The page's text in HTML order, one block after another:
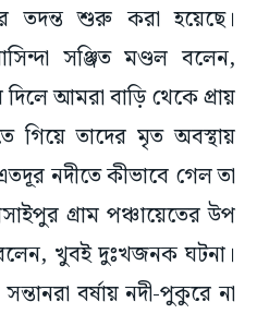
তদন্ত শুরু করা হয়েছে।
সঞ্জিত মণ্ডল বলেন,
আমরা বাড়ি থেকে প্রায়
গিয়ে তাদের মৃত অবস্থায়
নদীতে কীভাবে গেল তা
গ্রাম পঞ্চায়েতের উপ
খুবই দুঃখজনক ঘটনা।
বর্ষায় নদী-পুকুরে না